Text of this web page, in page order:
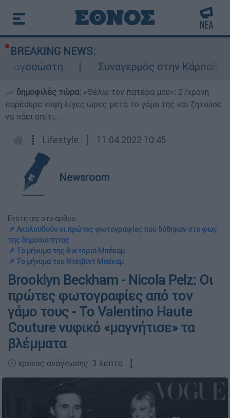
BREAKING NEWS:
Συναγερμός στην Κάρπαθο:
δημοφιλές τώρα: «Θέλω τον πατέρα μου»: 27χρονη
παρέσυρε νύφη λίγες ώρες μετά το γάμο της και ζητούσε
να πάει σπίτι...
┋ Lifestyle ┋ 11.04.2022 10:45
Newsroom
Ενότητες στο άρθρο:
📌 Ακολουθούν οι πρώτες φωτογραφίες που δόθηκαν στο φως
της δημοσιότητας
📌 Το μήνυμα της Βικτόρια Μπέκαμ
📌 Το μήνυμα του Ντέιβιντ Μπέκαμ
Brooklyn Beckham - Nicola Pelz: Οι
πρώτες φωτογραφίες από τον
γάμο τους - Το Valentino Haute
Couture νυφικό «μαγνήτισε» τα
βλέμματα
🕛 χρόνος ανάγνωσης: 3 λεπτά ┋